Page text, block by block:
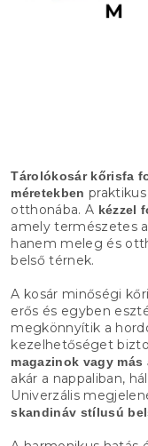
Tárolókosár kőrisfa
méretekben
otthonába. A kézzel
amely természetes
hanem meleg és
belső térnek.
A kosár minőségi
erős és egyben
megkönnyítik a
kezelhetőséget
magazinok vagy
akár a nappaliban,
Univerzális
skandináv stílusú